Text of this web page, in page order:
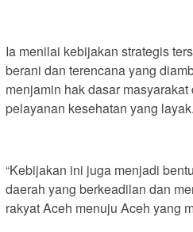
Ia menilai kebijakan strategis
berani dan terencana yang
menjamin hak dasar
pelayanan kesehatan yang layak.
“Kebijakan ini juga menjadi
daerah yang berkeadilan dan
rakyat Aceh menuju Aceh yang